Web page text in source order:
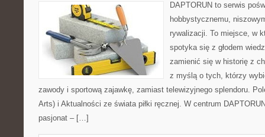
DAPTORUN to serwis
hobbystycznemu,
rywalizacji. To miejsce, w
spotyka się z głodem
zamienić się w historię z
z myślą o tych, którzy
zawody i sportową zajawkę, zamiast telewizyjnego splendoru.
Arts) i Aktualności ze świata piłki ręcznej. W centrum
pasjonat – […]